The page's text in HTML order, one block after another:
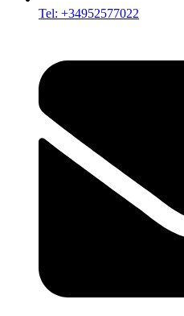
Tel: +34952577022